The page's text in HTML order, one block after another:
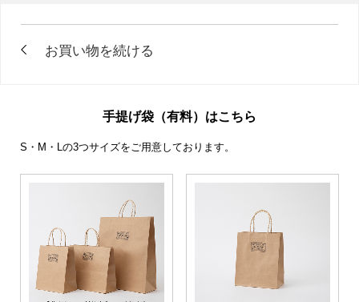
手提げ袋（有料）はこちら
S・M・Lの3つサイズをご用意しております。